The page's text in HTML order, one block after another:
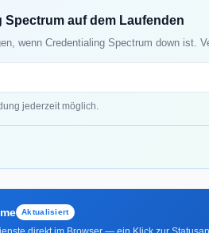
Spectrum auf dem Laufenden
wenn Credentialing Spectrum down ist.
jederzeit möglich.
Aktualisiert